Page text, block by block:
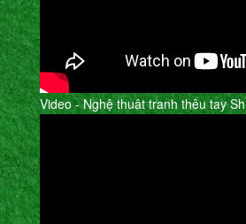
Video - Nghệ thuât tranh thêu tay Sh